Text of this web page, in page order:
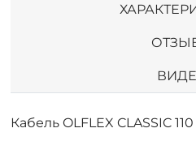
Кабель OLFLEX CLASSIC 110